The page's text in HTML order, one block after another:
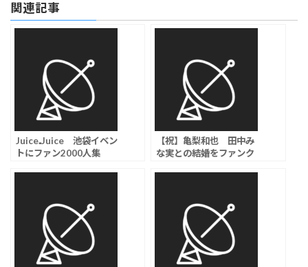
関連記事
Juice₌Juice 池袋イベン
トにファン2000人集
【祝】亀梨和也 田中み
な実との結婚をファンク